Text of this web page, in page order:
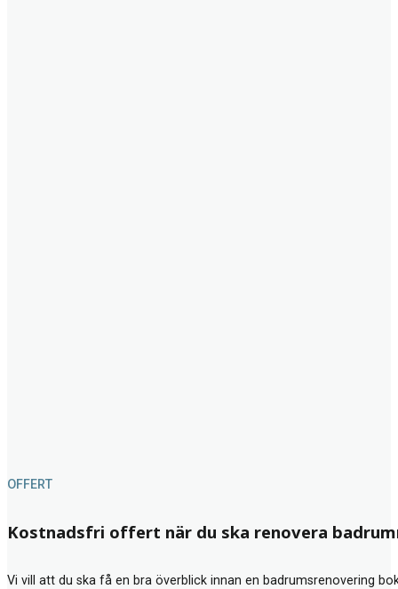
Kostnadsfri offert när du ska renovera
Vi vill att du ska få en bra överblick innan en badrumsrenovering
OFFERT